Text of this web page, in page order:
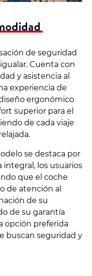
de seguridad
Cuenta con
y asistencia al
experiencia de
ergonómico
superior para el
de cada viaje
se destaca por
integral, los usuarios
que el coche
de atención al
de su
de su garantía
opción preferida
buscan seguridad y